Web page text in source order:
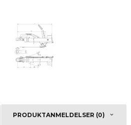
PRODUKTANMELDELSER (0)